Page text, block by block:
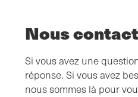
Nous
Si vous avez une
réponse. Si vous avez
nous sommes là pour